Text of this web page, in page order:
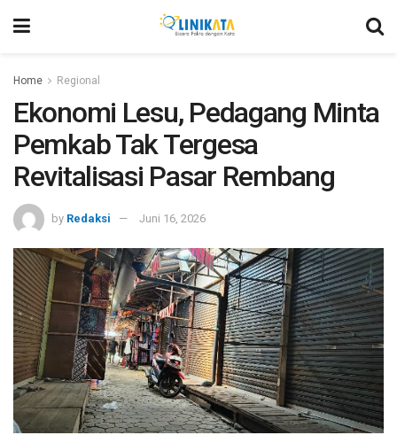
Home Regional
Ekonomi Lesu, Pedagang Minta
Pemkab Tak Tergesa
Revitalisasi Pasar Rembang
by Redaksi Juni 16, 2026